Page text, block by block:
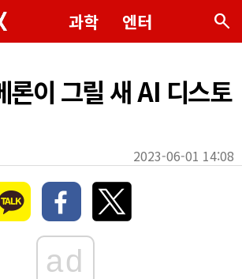
과학 엔터 search
론이 그릴 새 AI 디스토
2023-06-01 14:08
ad